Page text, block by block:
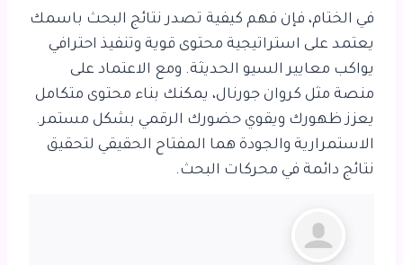
في الختام، فإن فهم كيفية تصدر نتائج البحث باسمك
يعتمد على استراتيجية محتوى قوية وتنفيذ احترافي
يواكب معايير السيو الحديثة. ومع الاعتماد على
منصة مثل كروان جورنال، يمكنك بناء محتوى متكامل
يعزز ظهورك ويقوي حضورك الرقمي بشكل مستمر.
الاستمرارية والجودة هما المفتاح الحقيقي لتحقيق
نتائج دائمة في محركات البحث.